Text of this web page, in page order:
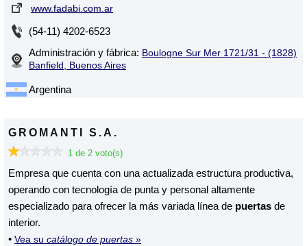
www.fadabi.com.ar
(54-11) 4202-6523
Administración y fábrica: Boulogne Sur Mer 1721/31 - (1828)
Banfield, Buenos Aires
Argentina
GROMANTI S.A.
1 de 2 voto(s)
Empresa que cuenta con una actualizada estructura productiva,
operando con tecnología de punta y personal altamente
especializado para ofrecer la más variada línea de puertas de
interior.
• Vea su catálogo de puertas »